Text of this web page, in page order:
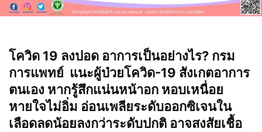
โควิด 19 ลงปอด อาการเป็นอย่างไร? กรม
การแพทย์ แนะผู้ป่วยโควิด-19 สังเกตอาการ
ตนเอง หากรู้สึกแน่นหน้าอก หอบเหนื่อย
หายใจไม่อิ่ม อ่อนเพลียระดับออกซิเจนใน
เลือดลดน้อยลงกว่าระดับปกติ อาจสงสัยเชื้อ